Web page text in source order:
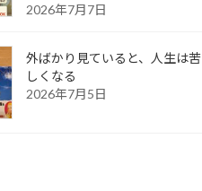
2026年7月7日
外ばかり見ていると、人生は苦
しくなる
2026年7月5日